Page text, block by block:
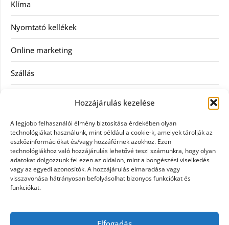
Hozzájárulás kezelése
A legjobb felhasználói élmény biztosítása érdekében olyan
technológiákat használunk, mint például a cookie-k, amelyek tárolják az
eszközinformációkat és/vagy hozzáférnek azokhoz. Ezen
technológiákhoz való hozzájárulás lehetővé teszi számunkra, hogy olyan
adatokat dolgozzunk fel ezen az oldalon, mint a böngészési viselkedés
vagy az egyedi azonosítók. A hozzájárulás elmaradása vagy
visszavonása hátrányosan befolyásolhat bizonyos funkciókat és
funkciókat.
Klíma
Nyomtató kellékek
Online marketing
Szállás
Szellőztető
Szolgáltatás
Táskák
Utazás
Vásárlás